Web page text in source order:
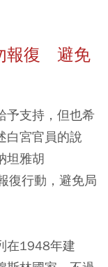
報復 避免
予支持，但也希
白宮官員的說
坦雅胡
復行動，避免局
在1948年建